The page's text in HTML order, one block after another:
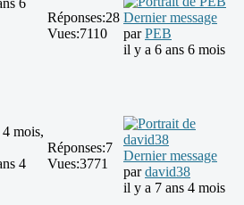
6
Réponses:28
Vues:7110
Dernier message
parPEB
il y a 6 ans 6 mois
mois,
4
Réponses:7
Vues:3771
Dernier message
pardavid38
il y a 7 ans 4 mois